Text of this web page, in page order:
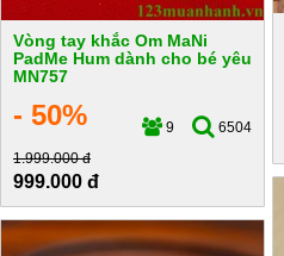
Vòng tay khắc Om MaNi
PadMe Hum dành cho bé yêu
MN757
- 50% 9
6504
1.999.000 đ
999.000 đ